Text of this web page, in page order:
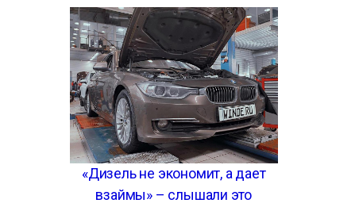
«Дизель не экономит, а дает
взаймы» – слышали это